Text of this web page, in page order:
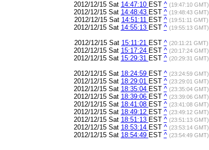
2012/12/15 Sat 14:47:10 EST ^ (19:47:10 GMT)
2012/12/15 Sat 14:48:43 EST ^ (19:48:43 GMT)
2012/12/15 Sat 14:51:11 EST ^ (19:51:11 GMT)
2012/12/15 Sat 14:55:13 EST ^ (19:55:13 GMT)
2012/12/15 Sat 15:11:21 EST ^ (20:11:21 GMT)
2012/12/15 Sat 15:17:24 EST ^ (20:17:24 GMT)
2012/12/15 Sat 15:29:31 EST ^ (20:29:31 GMT)
2012/12/15 Sat 18:24:59 EST ^ (23:24:59 GMT)
2012/12/15 Sat 18:29:01 EST ^ (23:29:01 GMT)
2012/12/15 Sat 18:35:04 EST ^ (23:35:04 GMT)
2012/12/15 Sat 18:39:06 EST ^ (23:39:06 GMT)
2012/12/15 Sat 18:41:08 EST ^ (23:41:08 GMT)
2012/12/15 Sat 18:49:12 EST ^ (23:49:12 GMT)
2012/12/15 Sat 18:51:13 EST ^ (23:51:13 GMT)
2012/12/15 Sat 18:53:14 EST ^ (23:53:14 GMT)
2012/12/15 Sat 18:54:49 EST ^ (23:54:49 GMT)